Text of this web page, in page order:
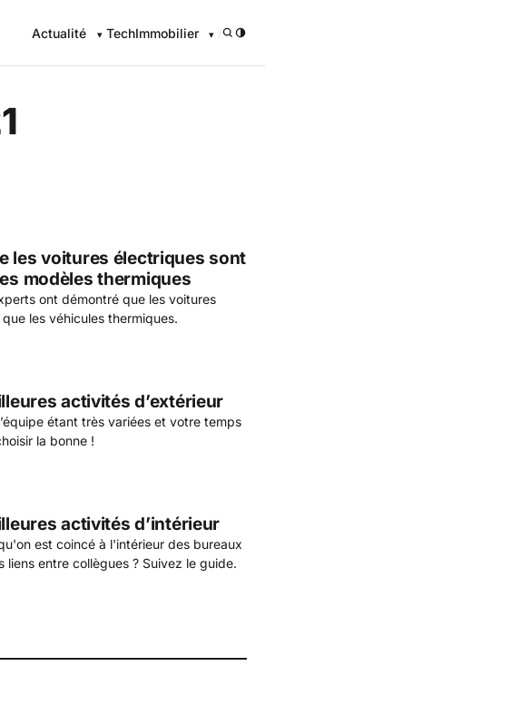
économique
Actualité TechImmobilier /
les voitures électriques sont
modèles thermiques
ont démontré que les voitures
les véhicules thermiques.
activités d’extérieur
étant très variées et votre temps
la bonne !
activités d’intérieur
est coincé à l'intérieur des bureaux
liens entre collègues ? Suivez le guide.